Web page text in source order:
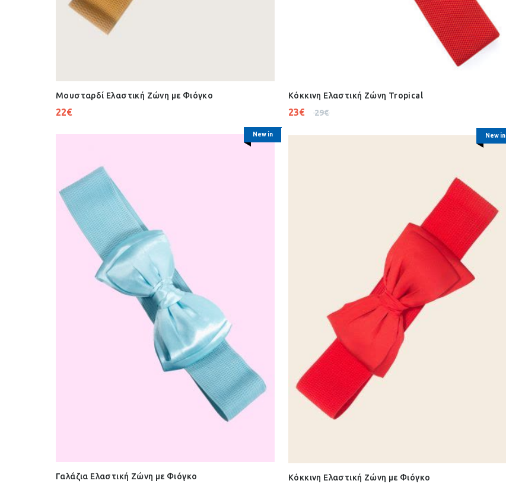
Μουσταρδί Ελαστική Ζώνη με Φιόγκο
22€
Κόκκινη Ελαστική Ζώνη Tropical
29€
23€
New in
Γαλάζια Ελαστική Ζώνη με Φιόγκο
New in
Κόκκινη Ελαστική Ζώνη με Φιόγκο